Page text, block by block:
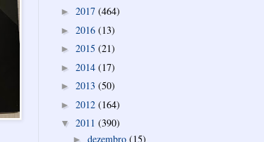
► 2017 (464)
► 2016 (13)
► 2015 (21)
► 2014 (17)
► 2013 (50)
► 2012 (164)
▼ 2011 (390)
► dezembro (15)